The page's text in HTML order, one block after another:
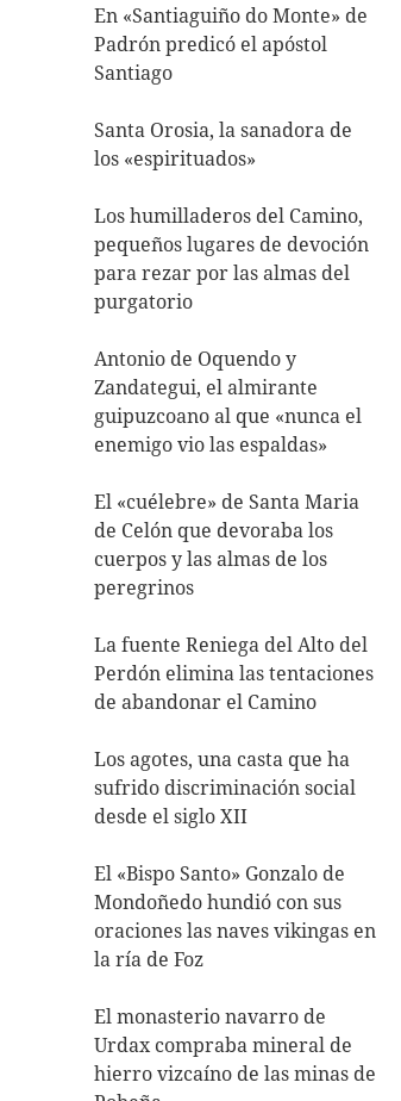
En «Santiaguiño do Monte» de
Padrón predicó el apóstol
Santiago
Santa Orosia, la sanadora de
los «espirituados»
Los humilladeros del Camino,
pequeños lugares de devoción
para rezar por las almas del
purgatorio
Antonio de Oquendo y
Zandategui, el almirante
guipuzcoano al que «nunca el
enemigo vio las espaldas»
El «cuélebre» de Santa Maria
de Celón que devoraba los
cuerpos y las almas de los
peregrinos
La fuente Reniega del Alto del
Perdón elimina las tentaciones
de abandonar el Camino
Los agotes, una casta que ha
sufrido discriminación social
desde el siglo XII
El «Bispo Santo» Gonzalo de
Mondoñedo hundió con sus
oraciones las naves vikingas en
la ría de Foz
El monasterio navarro de
Urdax compraba mineral de
hierro vizcaíno de las minas de